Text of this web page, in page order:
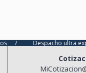
Despacho ultra exprés 4